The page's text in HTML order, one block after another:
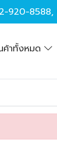
920-8588,
ค้าทั้งหมด